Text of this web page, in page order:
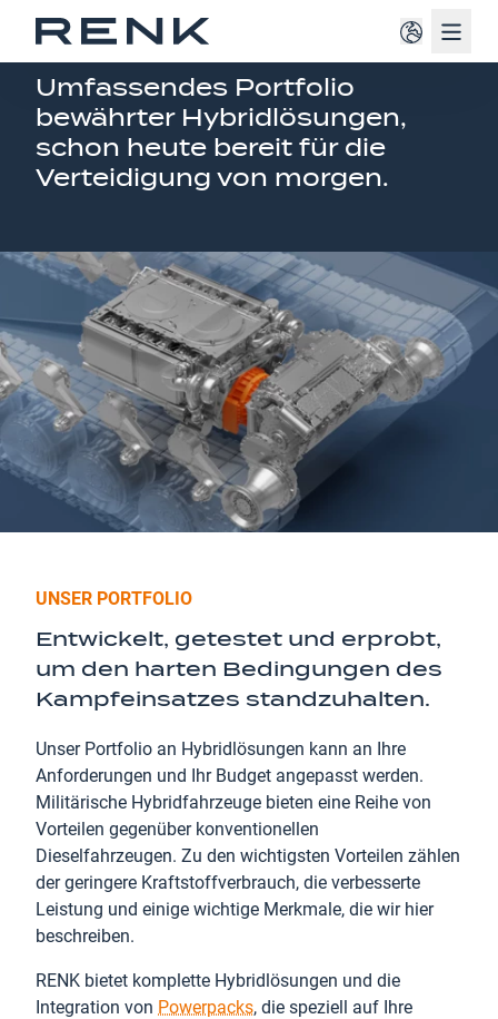
FAHRZEUGANTRIEBE
Umfassendes Portfolio
bewährter Hybridlösungen,
schon heute bereit für die
Verteidigung von morgen.
UNSER PORTFOLIO
Entwickelt, getestet und erprobt,
um den harten Bedingungen des
Kampfeinsatzes standzuhalten.
Unser Portfolio an Hybridlösungen kann an Ihre
Anforderungen und Ihr Budget angepasst werden.
Militärische Hybridfahrzeuge bieten eine Reihe von
Vorteilen gegenüber konventionellen
Dieselfahrzeugen. Zu den wichtigsten Vorteilen zählen
der geringere Kraftstoffverbrauch, die verbesserte
Leistung und einige wichtige Merkmale, die wir hier
beschreiben.
RENK bietet komplette Hybridlösungen und die
Integration von Powerpacks, die speziell auf Ihre